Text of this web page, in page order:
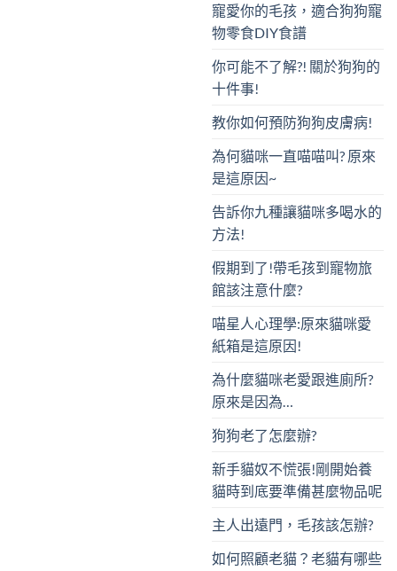
寵愛你的毛孩，適合狗狗寵
物零食DIY食譜
你可能不了解?! 關於狗狗的
十件事!
教你如何預防狗狗皮膚病!
為何貓咪一直喵喵叫? 原來
是這原因~
告訴你九種讓貓咪多喝水的
方法!
假期到了!帶毛孩到寵物旅
館該注意什麼?
喵星人心理學:原來貓咪愛
紙箱是這原因!
為什麼貓咪老愛跟進廁所?
原來是因為…
狗狗老了怎麼辦?
新手貓奴不慌張!剛開始養
貓時到底要準備甚麼物品呢
主人出遠門，毛孩該怎辦?
如何照顧老貓？老貓有哪些